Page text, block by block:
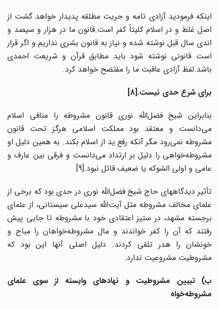
اینکه فرمودید آزادی تامه و حریت مطلقه پدیدار خواهد گشت از
اصل غلط و در اسلام کلیتاً کفر است.قانون ما در هزار و سیصد و
اندی سال قبل نوشته شده و نیاز به قانون بشری نداریم و اگر قرار
است قانونی نوشته شود باید مطابق قرآن و شریعت احمدی
باشد.لفظ آزادی عاقبت ما را مفتضح خواهد کرد.
برای شرع حدی نیست.[8]
بنابراین شیخ فضل‌الله نوری قانون مشروطه را منافی اسلام
می‌دانست و معتقد بود مملکت اسلامی هرگز تحت قانون
مشروطه نمی‌رود مگر آنکه رفع ید از اسلام بکند. به همین دلیل او
مشروطه‌خواهی را دلیل بر ارتداد می‌دانست و فرقی بین عارف و
عامی و اولی الشوکه یا ضعیف‌ قائل نبود.[9]
تأثیر دیدگاههای حاج شیخ فضل‌الله نوری در حدی بود که برخی از
علمای مخالف مشروطه مثل آیت‌الله سیدعلی سیستانی، از علمای
برجسته مشهد، در ستیز اعتقادی خود با مشروطه تا جایی پیش
رفتند که آن را کفر خواندند و مال مشروطه‌خواهان را مباح و
خونشان را هدر تلقی کردند. دلیل اصلی آنها این بود که
مشروطیت مشروعیت ندارد.
ب) تبیین مشروطیت و نهادهای وابسته از سوی علمای
مشروطه‌خواه